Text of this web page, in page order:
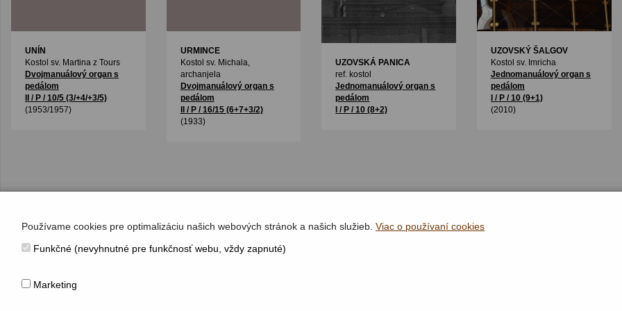
UNÍN
Kostol sv. Martina z Tours
Dvojmanuálový organ s
pedálom
II / P / 10/5 (3/+4/+3/5)
(1953/1957)
URMINCE
Kostol sv. Michala,
archanjela
Dvojmanuálový organ s
pedálom
II / P / 16/15 (6+7+3/2)
(1933)
UZOVSKÁ PANICA
ref. kostol
Jednomanuálový organ s
pedálom
I / P / 10 (8+2)
UZOVSKÝ ŠALGOV
Kostol sv. Imricha
Jednomanuálový organ s
pedálom
I / P / 10 (9+1)
(2010)
KONTAKT
Hudobné centrum
Používame cookies pre optimalizáciu našich webových stránok a našich služieb. Viac o používaní cookies
Funkčné (nevyhnutné pre funkčnosť webu, vždy zapnuté)
Marketing